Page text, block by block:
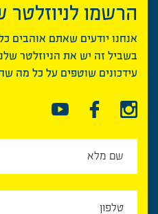
הרשמו לניוזלטר
אנחנו יודעים שאתם אוהבים
בשביל זה יש את הניוזלטר
עידכונים שוטפים על כל מה